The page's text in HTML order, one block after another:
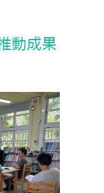
動成果